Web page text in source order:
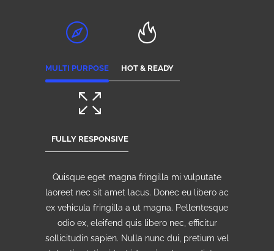
MULTI PURPOSE HOT & READY
FULLY RESPONSIVE
Quisque eget magna fringilla mi vulputate
laoreet nec sit amet lacus. Donec eu libero ac
ex vehicula fringilla a ut magna. Pellentesque
odio ex, eleifend quis libero nec, efficitur
sollicitudin sapien. Nulla nunc dui, pretium vel